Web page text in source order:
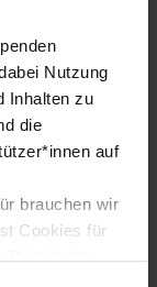
Nutzung
Inhalten zu
die
auf
brauchen wir
Cookies für
staatlicher
Freundes
Freund
drei Männer
worden, bei